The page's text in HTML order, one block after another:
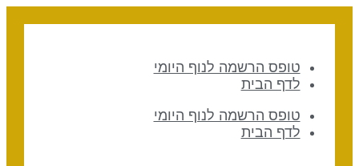
טופס הרשמה לנוף היומי
לדף הבית
טופס הרשמה לנוף היומי
לדף הבית